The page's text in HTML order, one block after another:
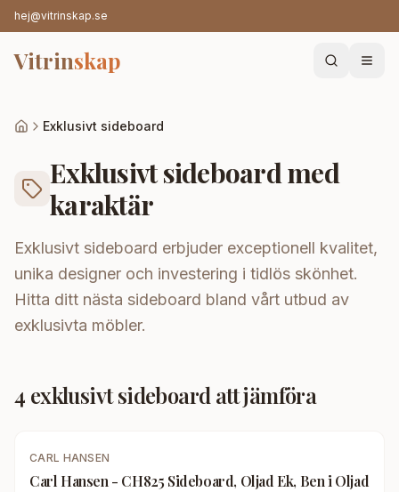
hej@vitrinskap.se
Vitrinskap
Exklusivt sideboard
Exklusivt sideboard med
karaktär
Exklusivt sideboard erbjuder exceptionell kvalitet,
unika designer och investering i tidlös skönhet.
Hitta ditt nästa sideboard bland vårt utbud av
exklusivta möbler.
4 exklusivt sideboard att jämföra
CARL HANSEN
Carl Hansen - CH825 Sideboard, Oljad Ek, Ben i Oljad